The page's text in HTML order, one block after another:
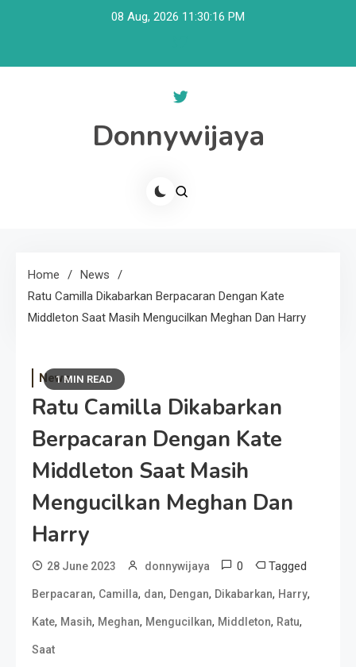
08 Aug, 2026 11:30:16 PM
Donnywijaya
Home
News
Ratu Camilla Dikabarkan Berpacaran Dengan Kate
Middleton Saat Masih Mengucilkan Meghan Dan Harry
1 MIN READ
News
Ratu Camilla Dikabarkan
Berpacaran Dengan Kate
Middleton Saat Masih
Mengucilkan Meghan Dan
Harry
28 June 2023 donnywijaya 0 Tagged
Berpacaran, Camilla, dan, Dengan, Dikabarkan, Harry,
Kate, Masih, Meghan, Mengucilkan, Middleton, Ratu,
Saat